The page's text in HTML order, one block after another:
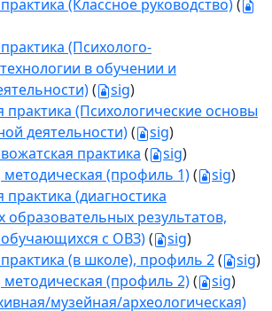
(Классное руководство)(
(Психолого-
в обучении и
( sig)
практика (Психологические основы
деятельности)( sig)
практика ( sig)
методическая (профиль 1)( sig)
практика (диагностика
результатов,
с ОВЗ)( sig)
(в школе), профиль 2( sig)
методическая (профиль 2)( sig)
музейная/археологическая)